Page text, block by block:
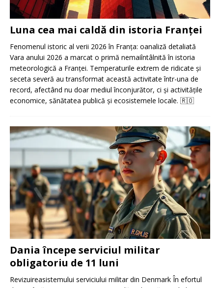
Luna cea mai caldă din istoria Franței
Fenomenul istoric al verii 2026 în Franța: oanaliză detaliată
Vara anului 2026 a marcat o primă nemaiîntâlnită în istoria
meteorologică a Franței. Temperaturile extrem de ridicate și
seceta severă au transformat această activitate într-una de
record, afectând nu doar mediul înconjurător, ci și activitățile
economice, sănătatea publică și ecosistemele locale. 🇷🇴
Dania începe serviciul militar
obligatoriu de 11 luni
Revizuireasistemului serviciului militar din Denmark În efortul